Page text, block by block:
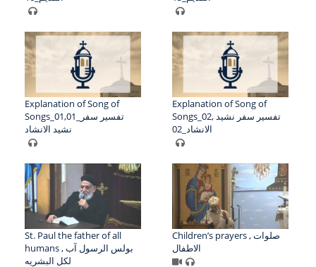
Explanation of Song of
Songs_01,01_تفسير سفر
نشيد الانشاد
Explanation of Song of
Songs_02, تفسير سفر نشيد
الانشاد_02
St. Paul the father of all
humans , بولس الرسول آب
لكل البشريه
Children’s prayers , صلوات
الاطفال